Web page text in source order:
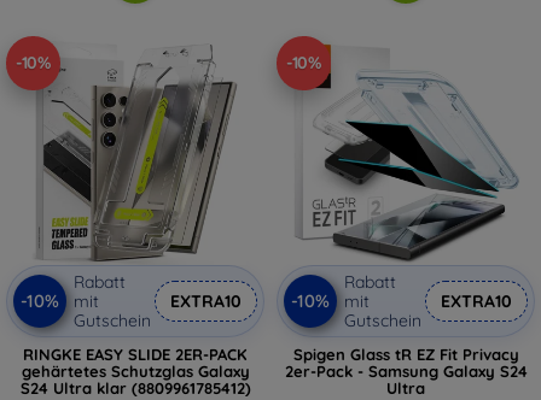
-10%
-10%
Rabatt
mit
Gutschein
EXTRA10
RINGKE EASY SLIDE 2ER-PACK
gehärtetes Schutzglas Galaxy
S24 Ultra klar (8809961785412)
-10%
-10%
Rabatt
mit
Gutschein
EXTRA10
Spigen Glass tR EZ Fit Privacy
2er-Pack - Samsung Galaxy S24
Ultra